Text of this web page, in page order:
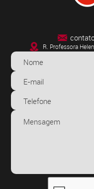
R. Professora